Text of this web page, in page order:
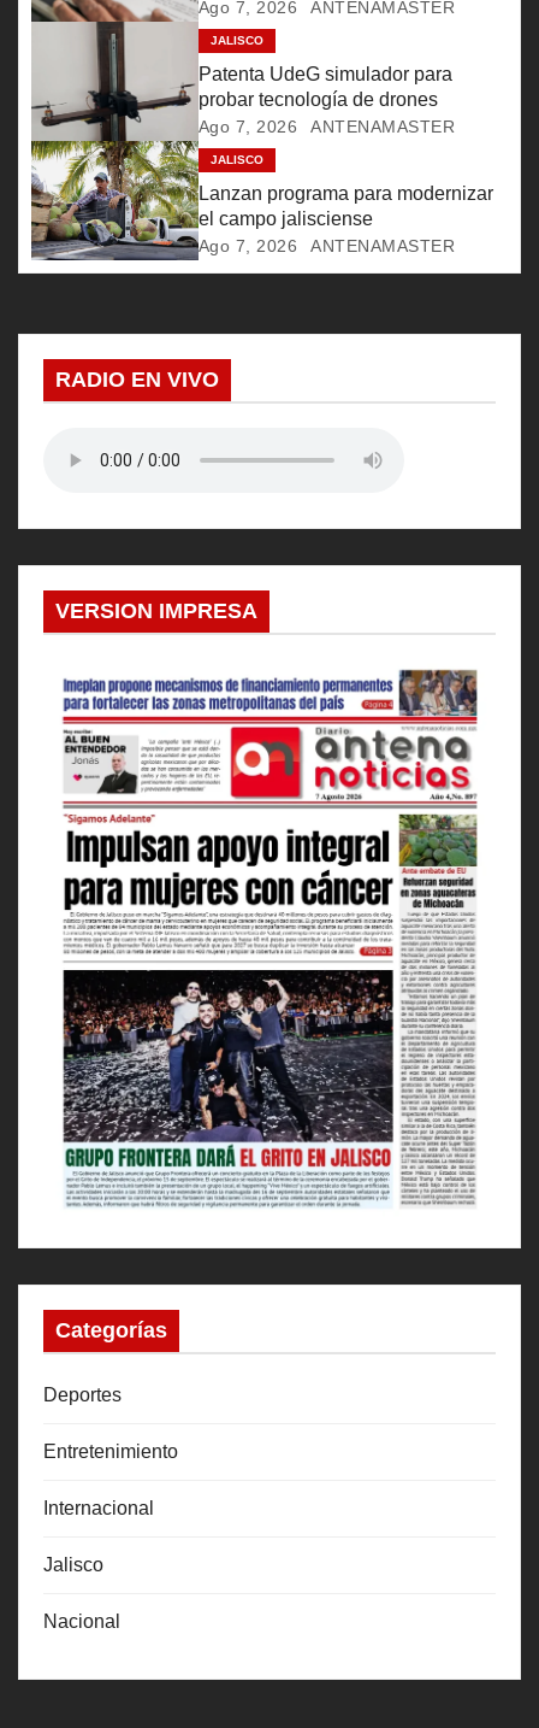
d
e
n
t
r
a
Ago 7, 2026 ANTENAMASTER
JALISCO
Patenta UdeG simulador para
probar tecnología de drones
Ago 7, 2026 ANTENAMASTER
JALISCO
Lanzan programa para modernizar
el campo jalisciense
Ago 7, 2026 ANTENAMASTER
RADIO EN VIVO
VERSION IMPRESA
Categorías
Deportes
Entretenimiento
Internacional
Jalisco
Nacional